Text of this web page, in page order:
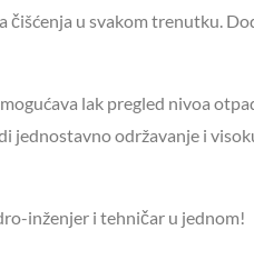
u svakom trenutku.
lak pregled nivoa
jednostavno održavanje i
inženjer i tehničar u jednom!